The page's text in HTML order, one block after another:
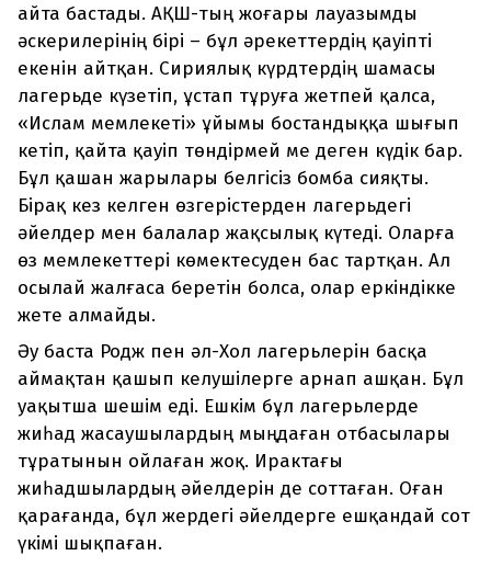
айта бастады. АҚШ-тың жоғары лауазымды
әскерилерінің бірі – бұл әрекеттердің қауіпті
екенін айтқан. Сириялық күрдтердің шамасы
лагерьде күзетіп, ұстап тұруға жетпей қалса,
«Ислам мемлекеті» ұйымы бостандыққа шығып
кетіп, қайта қауіп төндірмей ме деген күдік бар.
Бұл қашан жарылары белгісіз бомба сияқты.
Бірақ кез келген өзгерістерден лагерьдегі
әйелдер мен балалар жақсылық күтеді. Оларға
өз мемлекеттері көмектесуден бас тартқан. Ал
осылай жалғаса беретін болса, олар еркіндікке
жете алмайды.
Әу баста Родж пен әл-Хол лагерьлерін басқа
аймақтан қашып келушілерге арнап ашқан. Бұл
уақытша шешім еді. Ешкім бұл лагерьлерде
жиһад жасаушылардың мыңдаған отбасылары
тұратынын ойлаған жоқ. Ирактағы
жиһадшылардың әйелдерін де соттаған. Оған
қарағанда, бұл жердегі әйелдерге ешқандай сот
үкімі шықпаған.